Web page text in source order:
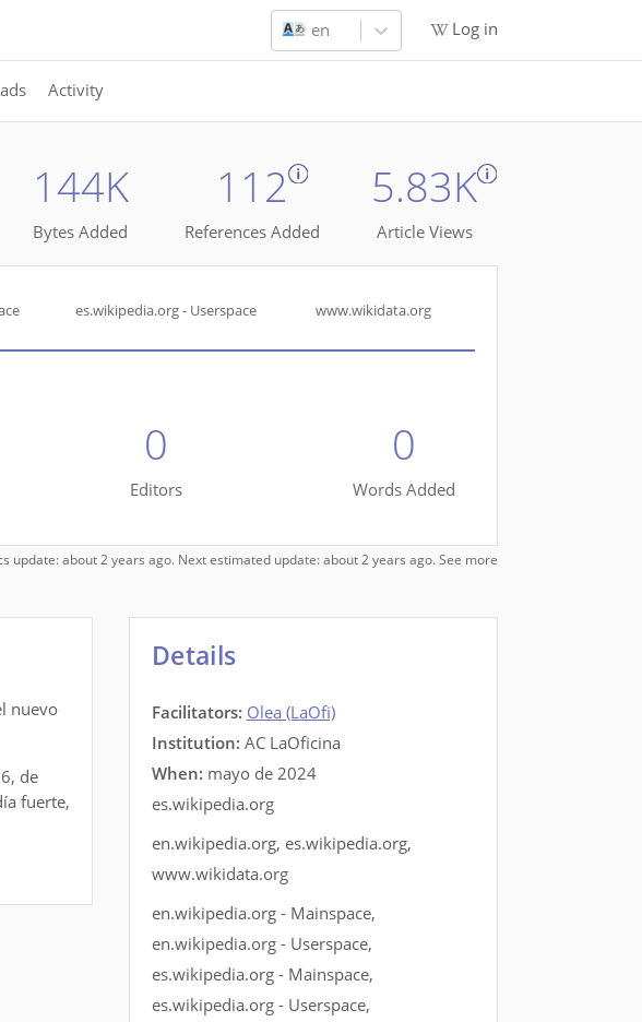
en Log in
Activity
144K
Bytes Added
112
References Added
5.83K
Article Views
es.wikipedia.org - Userspace www.wikidata.org
0
Editors
0
Words Added
update: about 2 years ago. Next estimated update: about 2 years ago.See more
nuevo
de
fuerte,
Details
Facilitators: Olea (LaOfi)
Institution: AC LaOficina
When: mayo de 2024
es.wikipedia.org
en.wikipedia.org, es.wikipedia.org,
www.wikidata.org
en.wikipedia.org - Mainspace,
en.wikipedia.org - Userspace,
es.wikipedia.org - Mainspace,
es.wikipedia.org - Userspace,